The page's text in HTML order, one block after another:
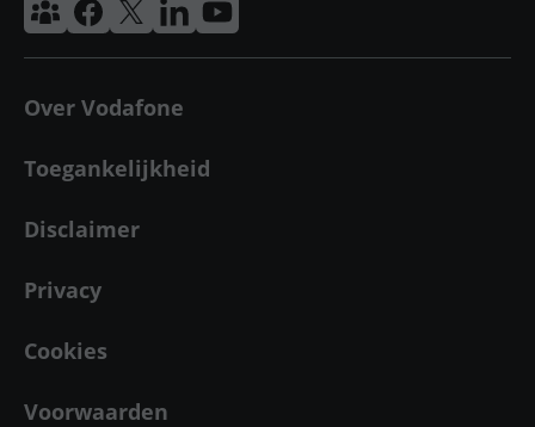
Over Vodafone
Toegankelijkheid
Disclaimer
Privacy
Cookies
Voorwaarden